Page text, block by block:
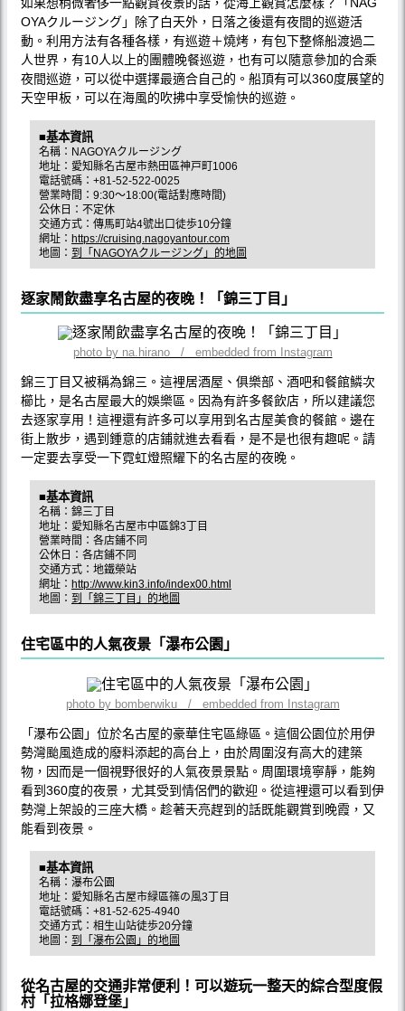
如果想稍微奢侈一點觀賞夜景的話，從海上觀賞怎麼樣？「NAG
OYAクルージング」除了白天外，日落之後還有夜間的巡遊活
動。利用方法有各種各樣，有巡遊＋燒烤，有包下整條船渡過二
人世界，有10人以上的團體晚餐巡遊，也有可以隨意參加的合乘
夜間巡遊，可以從中選擇最適合自己的。船頂有可以360度展望的
天空甲板，可以在海風的吹拂中享受愉快的巡遊。
■基本資訊
名稱：NAGOYAクルージング
地址：愛知縣名古屋市熱田區神戸町1006
電話號碼：+81-52-522-0025
營業時間：9:30〜18:00(電話對應時間)
公休日：不定休
交通方式：傳馬町站4號出口徒歩10分鐘
網址： https://cruising.nagoyantour.com
地圖： 到「NAGOYAクルージング」的地圖
逐家鬧飲盡享名古屋的夜晚！「錦三丁目」
photo by na.hirano / embedded from Instagram
錦三丁目又被稱為錦三。這裡居酒屋、俱樂部、酒吧和餐館鱗次
櫛比，是名古屋最大的娛樂區。因為有許多餐飲店，所以建議您
去逐家享用！這裡還有許多可以享用到名古屋美食的餐館。邊在
街上散步，遇到鍾意的店鋪就進去看看，是不是也很有趣呢。請
一定要去享受一下霓虹燈照耀下的名古屋的夜晚。
■基本資訊
名稱：錦三丁目
地址：愛知縣名古屋市中區錦3丁目
營業時間：各店鋪不同
公休日：各店鋪不同
交通方式：地鐵榮站
網址： http://www.kin3.info/index00.html
地圖： 到「錦三丁目」的地圖
住宅區中的人氣夜景「瀑布公園」
photo by bomberwiku / embedded from Instagram
「瀑布公園」位於名古屋的豪華住宅區綠區。這個公園位於用伊
勢灣颱風造成的廢料添起的高台上，由於周圍沒有高大的建築
物，因而是一個視野很好的人氣夜景景點。周圍環境寧靜，能夠
看到360度的夜景，尤其受到情侶們的歡迎。從這裡還可以看到伊
勢灣上架設的三座大橋。趁著天亮趕到的話既能觀賞到晚霞，又
能看到夜景。
■基本資訊
名稱：瀑布公園
地址：愛知縣名古屋市緑區篠の風3丁目
電話號碼：+81-52-625-4940
交通方式：相生山站徒歩20分鐘
地圖： 到「瀑布公園」的地圖
從名古屋的交通非常便利！可以遊玩一整天的綜合型度假
村「拉格娜登堡」